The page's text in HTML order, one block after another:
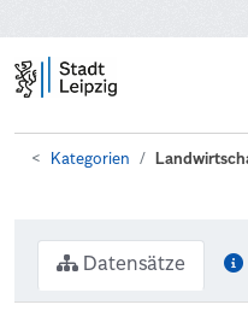
Kategorien
Datensätze